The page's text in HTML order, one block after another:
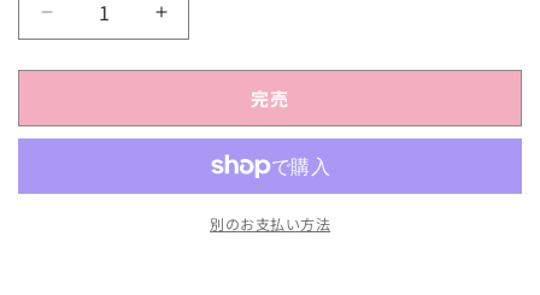
タ
ネ
【水
タ
ネ
完売
別のお支払い方法